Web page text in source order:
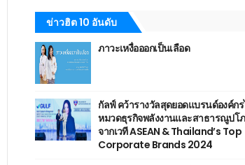
ข่าวฮิต 10 อันดับ
ภาวะเหงื่อออกเป็นเลือด
กัลฟ์ คว้ารางวัลสุดยอดแบรนด์องค์ก
หมวดธุรกิจพลังงานและสาธารณูปโ
จากเวที ASEAN & Thailand’s Top
Corporate Brands 2024